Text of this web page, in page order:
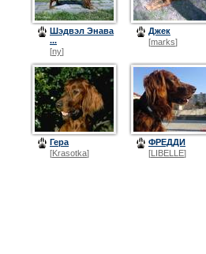
Шэдвэл Энава
...
[ny]
Джек
[marks]
Гера
[Krasotka]
ФРЕДДИ
[LIBELLE]